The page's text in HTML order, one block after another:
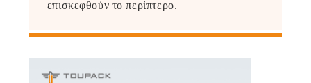
ΠΡΟΣΦΟΡΆ
επισκεφθούν το περίπτερο.